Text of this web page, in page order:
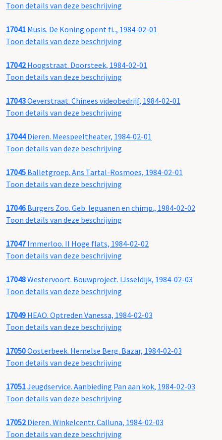
Toon details van deze beschrijving
17041 Musis. De Koning opent fi.., 1984-02-01
Toon details van deze beschrijving
17042Hoogstraat. Doorsteek, 1984-02-01
Toon details van deze beschrijving
17043Oeverstraat. Chinees videobedrijf, 1984-02-01
Toon details van deze beschrijving
17044Dieren. Meespeeltheater, 1984-02-01
Toon details van deze beschrijving
17045 Balletgroep. Ans Tartal-Rosmoes, 1984-02-01
Toon details van deze beschrijving
17046 Burgers Zoo. Geb. leguanen en chimp., 1984-02-02
Toon details van deze beschrijving
17047Immerloo. II Hoge flats, 1984-02-02
Toon details van deze beschrijving
17048Westervoort. Bouwproject. IJsseldijk, 1984-02-03
Toon details van deze beschrijving
17049 HEAO. Optreden Vanessa, 1984-02-03
Toon details van deze beschrijving
17050Oosterbeek. Hemelse Berg. Bazar, 1984-02-03
Toon details van deze beschrijving
17051Jeugdservice. Aanbieding Pan aan kok, 1984-02-03
Toon details van deze beschrijving
17052Dieren. Winkelcentr. Calluna, 1984-02-03
Toon details van deze beschrijving